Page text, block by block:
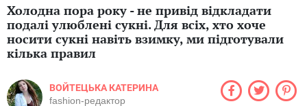
Холодна пора року - не привід відкладати
подалі улюблені сукні. Для всіх, хто хоче
носити сукні навіть взимку, ми підготували
кілька правил
ВОЙТЕЦЬКА КАТЕРИНА
fashion-редактор